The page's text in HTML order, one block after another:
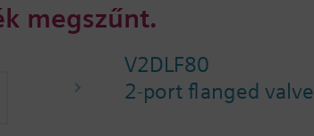
megszűnt.
V2DLF80
2-port flanged